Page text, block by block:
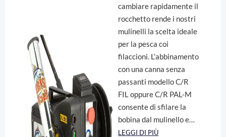
cambiare rapidamente il
rocchetto rende i nostri
mulinelli la scelta ideale
per la pesca coi
filaccioni. L’abbinamento
con una canna senza
passanti modello C/R
FIL oppure C/R PAL-M
consente di sfilare la
bobina dal mulinello e…
LEGGI DI PIÙ